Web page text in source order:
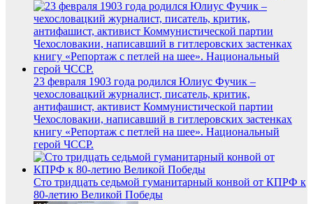
23 февраля 1903 года родился Юлиус Фучик –
чехословацкий журналист, писатель, критик,
антифашист, активист Коммунистической партии
Чехословакии, написавший в гитлеровских застенках
книгу «Репортаж с петлей на шее». Национальный
герой ЧССР.
Сто тридцать седьмой гуманитарный конвой от КПРФ к
80-летию Великой Победы